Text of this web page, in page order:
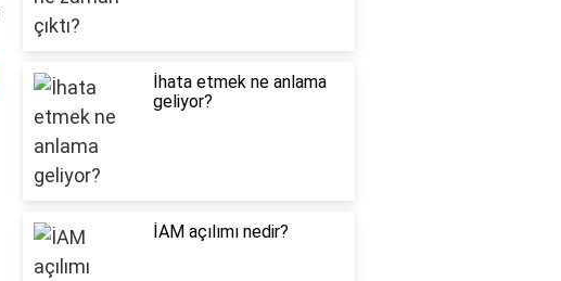
İhata etmek ne anlama
geliyor?
İAM açılımı nedir?